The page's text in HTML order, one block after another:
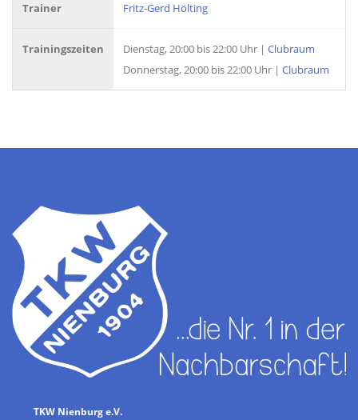
Trainer Fritz-Gerd Hölting
Trainingszeiten Dienstag, 20:00 bis 22:00 Uhr | Clubraum
Donnerstag, 20:00 bis 22:00 Uhr | Clubraum
TKW Nienburg e.V.